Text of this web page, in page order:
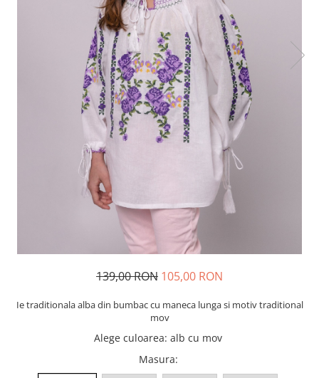
139,00 RON 105,00 RON
Ie traditionala alba din bumbac cu maneca lunga si motiv traditional
mov
Alege culoarea: alb cu mov
Masura: